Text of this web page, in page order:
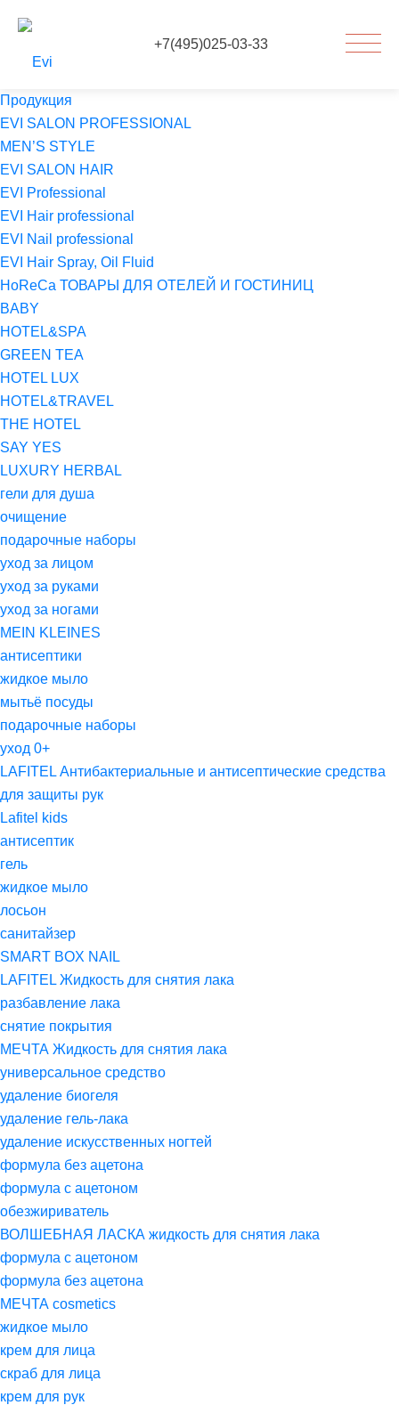
+7(495)025-03-33
Продукция
EVI SALON PROFESSIONAL
MEN’S STYLE
EVI SALON HAIR
EVI Professional
EVI Hair professional
EVI Nail professional
EVI Hair Spray, Oil Fluid
HoReCa ТОВАРЫ ДЛЯ ОТЕЛЕЙ И ГОСТИНИЦ
BABY
HOTEL&SPA
GREEN TEA
HOTEL LUX
HOTEL&TRAVEL
THE HOTEL
SAY YES
LUXURY HERBAL
гели для душа
очищение
подарочные наборы
уход за лицом
уход за руками
уход за ногами
MEIN KLEINES
антисептики
жидкое мыло
мытьё посуды
подарочные наборы
уход 0+
LAFITEL Антибактериальные и антисептические средства
для защиты рук
Lafitel kids
антисептик
гель
жидкое мыло
лосьон
санитайзер
SMART BOX NAIL
LAFITEL Жидкость для снятия лака
разбавление лака
снятие покрытия
МЕЧТА Жидкость для снятия лака
универсальное средство
удаление биогеля
удаление гель-лака
удаление искусственных ногтей
формула без ацетона
формула с ацетоном
обезжириватель
ВОЛШЕБНАЯ ЛАСКА жидкость для снятия лака
формула с ацетоном
формула без ацетона
МЕЧТА cosmetics
жидкое мыло
крем для лица
скраб для лица
крем для рук